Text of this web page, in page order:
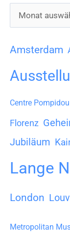
r
c
i
Amsterdam
Centre Pompidou
Florenz
Jubiläum
Lange
London
Metropolitan